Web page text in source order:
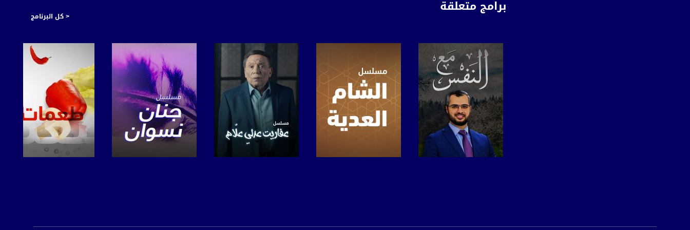
فيسبوك:
https://www.facebook.com/musawachannel
https://twitter.com/musawachannel
يوتيوب:
https://www.youtube.com/channel/UCwJbDUmIxc-JX8PX53ek2Zg/feed
بينترست:
https://www.pinterest.com/musawachannel
برامج متعلقة < كل البرنامج